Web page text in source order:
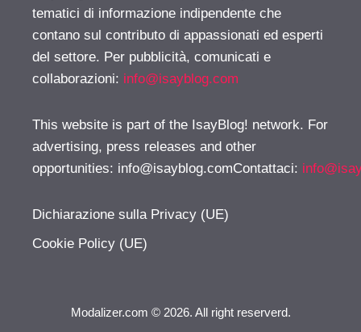
tematici di informazione indipendente che
contano sul contributo di appassionati ed esperti
del settore. Per pubblicità, comunicati e
collaborazioni: info@isayblog.com
This website is part of the IsayBlog! network. For
advertising, press releases and other
opportunities: info@isayblog.comContattaci:
Dichiarazione sulla Privacy (UE)
Cookie Policy (UE)
Modalizer.com © 2026. All right reserverd.